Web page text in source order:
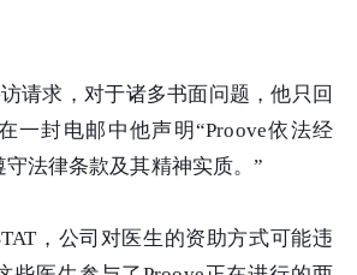
请求，对于诸多书面问题，他只回
一封电邮中他声明“Proove依法经
法律条款及其精神实质。”
，公司对医生的资助方式可能违